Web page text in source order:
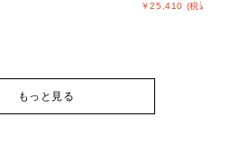
￥25,410 (税込)
もっと見る